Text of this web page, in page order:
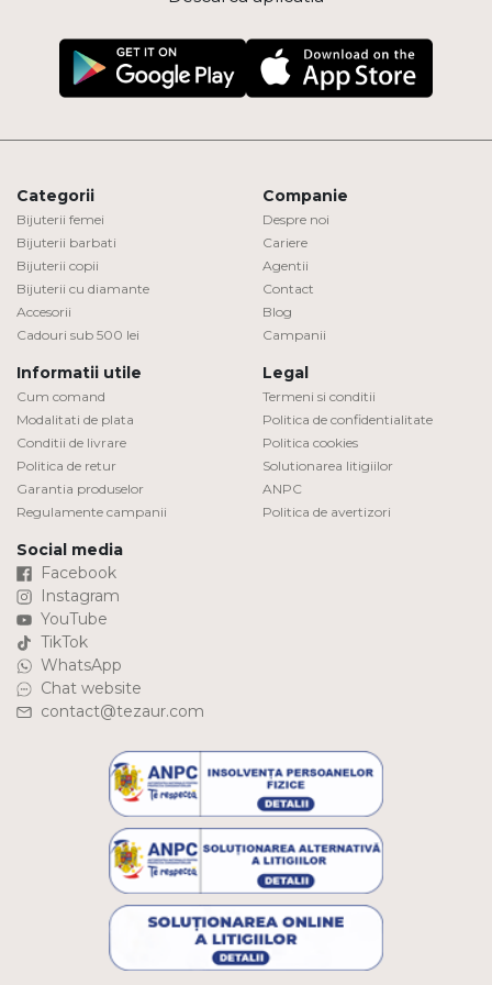
Categorii
Bijuterii femei
Bijuterii barbati
Bijuterii copii
Bijuterii cu diamante
Accesorii
Cadouri sub 500 lei
Companie
Despre noi
Cariere
Agentii
Contact
Blog
Campanii
Informatii utile
Cum comand
Modalitati de plata
Conditii de livrare
Politica de retur
Garantia produselor
Regulamente campanii
Legal
Termeni si conditii
Politica de confidentialitate
Politica cookies
Solutionarea litigiilor
ANPC
Politica de avertizori
Social media
Facebook
Instagram
YouTube
TikTok
WhatsApp
Chat website
contact@tezaur.com